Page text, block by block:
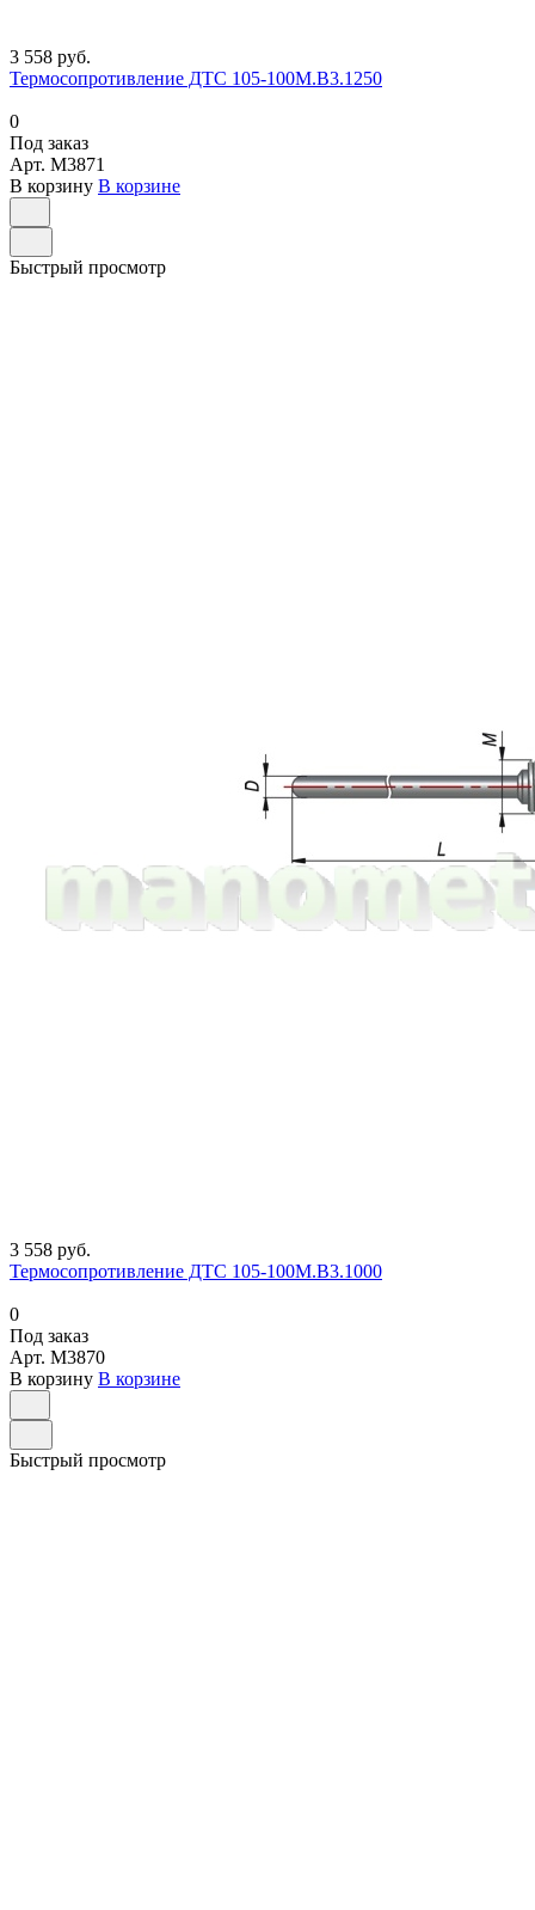
3 558 руб.
Термосопротивление ДТС 105-100М.В3.1250
0
Под заказ
Арт. M3871
В корзину В корзине
Быстрый просмотр
3 558 руб.
Термосопротивление ДТС 105-100М.В3.1000
0
Под заказ
Арт. M3870
В корзину В корзине
Быстрый просмотр